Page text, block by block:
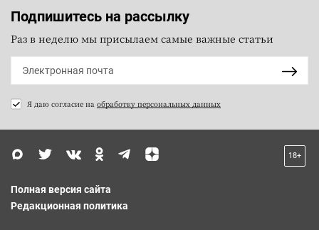
Подпишитесь на рассылку
Раз в неделю мы присылаем самые важные статьи
Я даю согласие на обработку персональных данных
18+
Полная версия сайта
Редакционная политика